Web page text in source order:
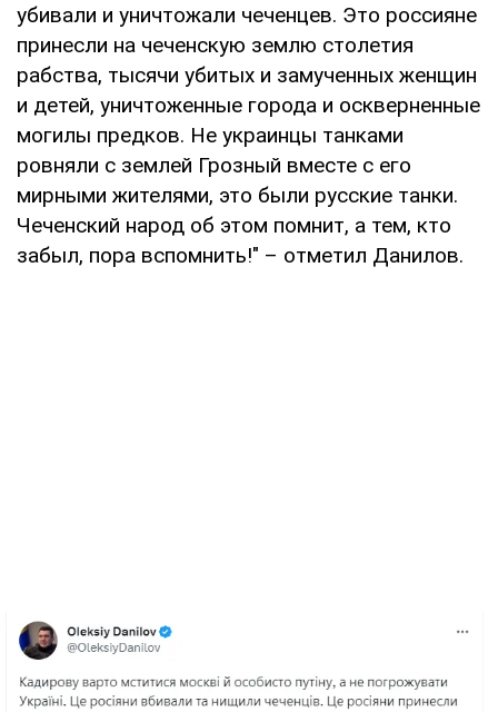
убивали и уничтожали чеченцев. Это россияне
принесли на чеченскую землю столетия
рабства, тысячи убитых и замученных женщин
и детей, уничтоженные города и оскверненные
могилы предков. Не украинцы танками
ровняли с землей Грозный вместе с его
мирными жителями, это были русские танки.
Чеченский народ об этом помнит, а тем, кто
забыл, пора вспомнить!" – отметил Данилов.